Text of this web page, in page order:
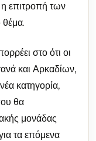
επιτροπή των
στο ότι οι
και Αρκαδίων,
κατηγορία,
θα
μονάδας
τα επόμενα